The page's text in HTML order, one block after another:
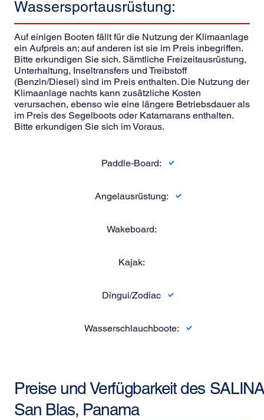
Wassersportausrüstung:
Auf einigen Booten fällt für die Nutzung der Klimaanlage
ein Aufpreis an; auf anderen ist sie im Preis inbegriffen.
Bitte erkundigen Sie sich. Sämtliche Freizeitausrüstung,
Unterhaltung, Inseltransfers und Treibstoff
(Benzin/Diesel) sind im Preis enthalten. Die Nutzung der
Klimaanlage nachts kann zusätzliche Kosten
verursachen, ebenso wie eine längere Betriebsdauer als
im Preis des Segelboots oder Katamarans enthalten.
Bitte erkundigen Sie sich im Voraus.
Paddle-Board:
Angelausrüstung:
Kajak:
Dingui/Zodiac
Wakeboard:
Wasserschlauchboote:
Preise und Verfügbarkeit des
San Blas, Panama